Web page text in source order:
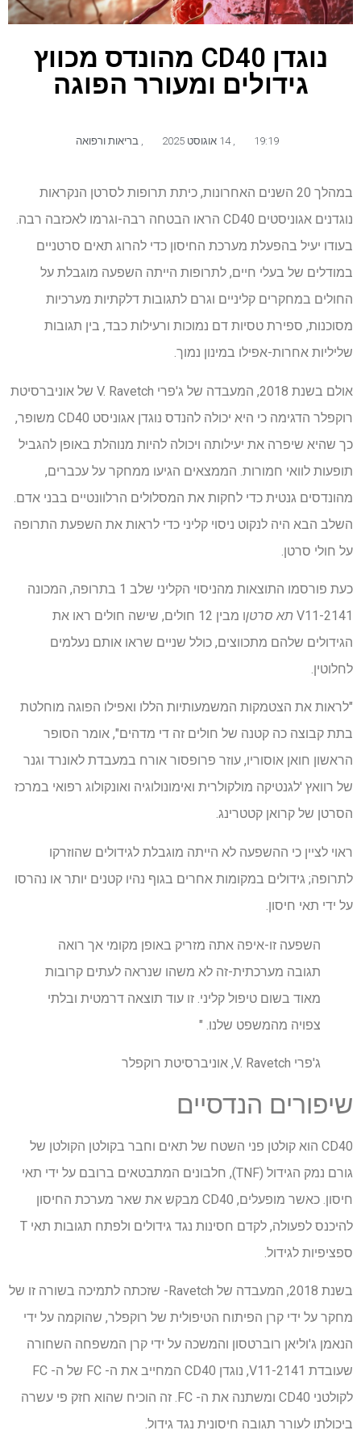
נוגדן CD40 מהונדס מכווץ
גידולים ומעורר הפוגה
19:19 14 אוגוסט 2025 בריאות ורפואה
במהלך 20 השנים האחרונות, כיתת תרופות לסרטן הנקראות
נוגדנים אגוניסטים CD40 הראו הבטחה רבה-וגרמו לאכזבה רבה.
בעודו יעיל בהפעלת מערכת החיסון כדי להרוג תאים סרטניים
במודלים של בעלי חיים, לתרופות הייתה השפעה מוגבלת על
החולים במחקרים קליניים וגרם לתגובות דלקתיות מערכיות
מסוכנות, ספירת טסיות דם נמוכות ורעילות כבד, בין תגובות
שליליות אחרות-אפילו במינון נמוך.
אולם בשנת 2018, המעבדה של ג'פרי V. Ravetch של אוניברסיטת
רוקפלר הדגימה כי היא יכולה להנדס נוגדן אגוניסט CD40 משופר,
כך שהיא שיפרה את יעילותה ויכולה להיות מנוהלת באופן להגביל
תופעות לוואי חמורות. הממצאים הגיעו ממחקר על עכברים,
מהונדסים גנטית כדי לחקות את המסלולים הרלוונטיים בבני אדם.
השלב הבא היה לנקוט ניסוי קליני כדי לראות את השפעת התרופה
על חולי סרטן.
כעת פורסמו התוצאות מהניסוי הקליני שלב 1 בתרופה, המכונה
2141-V11
תא סרטן
ו מבין 12 חולים, שישה חולים ראו את
הגידולים שלהם מתכווצים, כולל שניים שראו אותם נעלמים
לחלוטין.
"לראות את הצטמקות המשמעותיות הללו ואפילו הפוגה מוחלטת
בתת קבוצה כה קטנה של חולים זה די מדהים", אומר הסופר
הראשון חואן אוסוריו, עוזר פרופסור אורח במעבדת לאונרד וגנר
של רוואץ 'לגנטיקה מולקולרית ואימונולוגיה ואונקולוג רפואי במרכז
הסרטן של קרואן קטטרינג.
ראוי לציין כי ההשפעה לא הייתה מוגבלת לגידולים שהוזרקו
לתרופה; גידולים במקומות אחרים בגוף נהיו קטנים יותר או נהרסו
על ידי תאי חיסון.
השפעה זו-איפה אתה מזריק באופן מקומי אך רואה
תגובה מערכתית-זה לא משהו שנראה לעתים קרובות
מאוד בשום טיפול קליני. זו עוד תוצאה דרמטית ובלתי
צפויה מהמשפט שלנו. "
ג'פרי V. Ravetch, אוניברסיטת רוקפלר
שיפורים הנדסיים
CD40 הוא קולטן פני השטח של תאים וחבר בקולטן הקולטן של
גורם נמק הגידול (TNF), חלבונים המתבטאים ברובם על ידי תאי
חיסון. כאשר מופעלים, CD40 מבקש את שאר מערכת החיסון
להיכנס לפעולה, לקדם חסינות נגד גידולים ולפתח תגובות תאי T
ספציפיות לגידול.
בשנת 2018, המעבדה של Ravetch- שזכתה לתמיכה בשורה זו של
מחקר על ידי קרן הפיתוח הטיפולית של רוקפלר, שהוקמה על ידי
הנאמן ג'וליאן רוברטסון והמשכה על ידי קרן המשפחה השחורה
שעובדת 2141-V11, נוגדן CD40 המחייב את ה- FC של ה- FC
לקולטני CD40 ומשתנה את ה- FC. זה הוכיח שהוא חזק פי עשרה
ביכולתו לעורר תגובה חיסונית נגד גידול.